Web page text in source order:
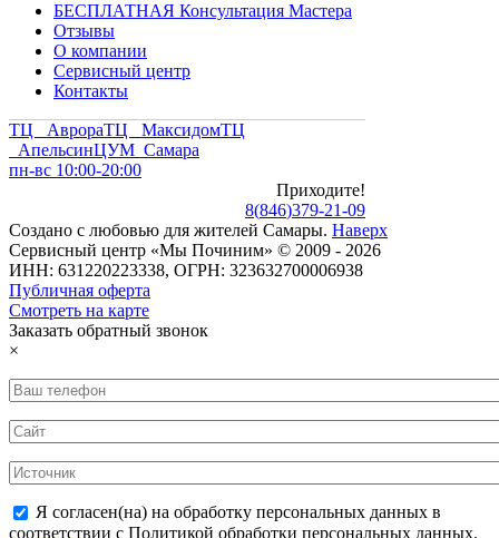
БЕСПЛАТНАЯ Консультация Мастера
Отзывы
О компании
Сервисный центр
Контакты
ТЦ АврораТЦ МаксидомТЦ
АпельсинЦУМ Самара
пн-вс 10:00-20:00
Приходите!
8(846)379-21-09
Создано с любовью для жителей Самары. Наверх
Сервисный центр «Мы Починим» © 2009 - 2026
ИНН: 631220223338, ОГРН: 323632700006938
Публичная оферта
Смотреть на карте
Заказать обратный звонок
×
Я согласен(на) на обработку персональных данных в
соответствии с Политикой обработки персональных данных.